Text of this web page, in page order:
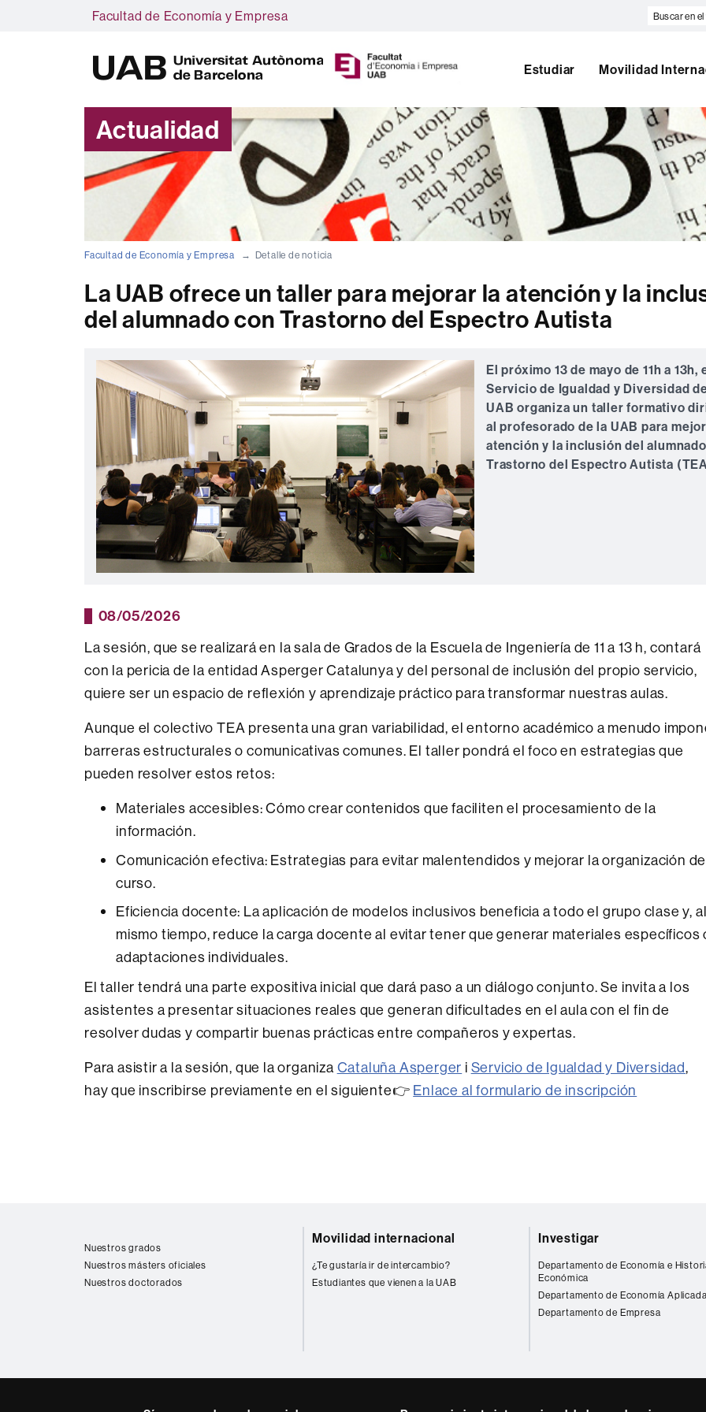
Facultad de Economía y Empresa
Buscar
web
B
Estudiar Movilidad
Actualidad
Facultad de Economía y Empresa Detalle de noticia
La UAB ofrece un taller para mejorar la atención y la
del alumnado con Trastorno del Espectro Autista
El próximo 13 de mayo de 11h a 13h,
Servicio de Igualdad y Diversidad
UAB organiza un taller formativo
al profesorado de la UAB para
atención y la inclusión del
Trastorno del Espectro Autista
08/05/2026
La sesión, que se realizará en la sala de Grados de la Escuela de Ingeniería de 11 a 13 h, contará
con la pericia de la entidad Asperger Catalunya y del personal de inclusión del propio servicio,
quiere ser un espacio de reflexión y aprendizaje práctico para transformar nuestras aulas.
Aunque el colectivo TEA presenta una gran variabilidad, el entorno académico a menudo
barreras estructurales o comunicativas comunes. El taller pondrá el foco en estrategias que
pueden resolver estos retos:
Materiales accesibles: Cómo crear contenidos que faciliten el procesamiento de la
información.
Comunicación efectiva: Estrategias para evitar malentendidos y mejorar la organización
curso.
Eficiencia docente: La aplicación de modelos inclusivos beneficia a todo el grupo clase y, al
mismo tiempo, reduce la carga docente al evitar tener que generar materiales específicos
adaptaciones individuales.
El taller tendrá una parte expositiva inicial que dará paso a un diálogo conjunto. Se invita a los
asistentes a presentar situaciones reales que generan dificultades en el aula con el fin de
resolver dudas y compartir buenas prácticas entre compañeros y expertas.
Para asistir a la sesión, que la organiza Cataluña Asperger i Servicio de Igualdad y Diversidad,
hay que inscribirse previamente en el siguiente👉 Enlace al formulario de inscripción
los
siguientes
Nuestros grados
Nuestros másters oficiales
Nuestros doctorados
Movilidad internacional
¿Te gustaría ir de intercambio?
Estudiantes que vienen a la UAB
Investigar
Departamento de Economía e
Económica
Departamento de Economía Aplicada
Departamento de Empresa